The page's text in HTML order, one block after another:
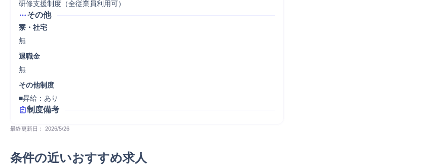
研修支援制度（全従業員利用可）
その他
寮・社宅
無
退職金
無
その他制度
■昇給：あり
制度備考
最終更新日： 2026/5/26
条件の近いおすすめ求人